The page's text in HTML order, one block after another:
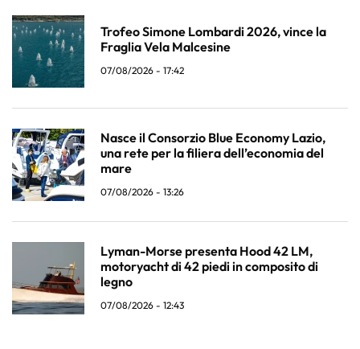
Trofeo Simone Lombardi 2026, vince la
Fraglia Vela Malcesine
07/08/2026 - 17:42
Nasce il Consorzio Blue Economy Lazio,
una rete per la filiera dell’economia del
mare
07/08/2026 - 13:26
Lyman-Morse presenta Hood 42 LM,
motoryacht di 42 piedi in composito di
legno
07/08/2026 - 12:43